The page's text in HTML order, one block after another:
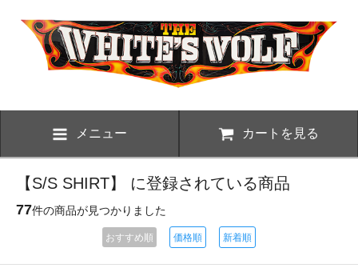
メニュー カートを見る
【S/S SHIRT】 に登録されている商品
77件の商品が見つかりました
おすすめ順 価格順 新着順